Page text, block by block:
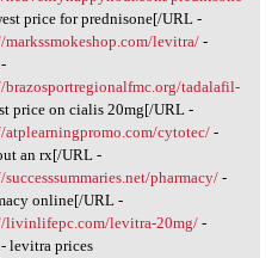
price for prednisone[/URL -
levitra/-
brazosportregionalfmc.org/tadalafil-
price on cialis 20mg[/URL -
atplearningpromo.com/cytotec/-
an rx[/URL -
pharmacy/-
online[/URL -
livinlifepc.com/levitra-20mg/-
levitra prices